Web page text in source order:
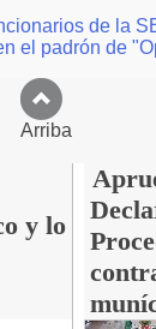
de la
el padrón de
Arriba
y lo